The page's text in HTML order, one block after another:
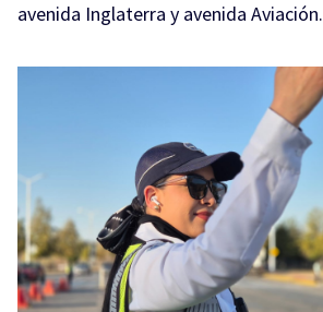
avenida Inglaterra y avenida Aviación.